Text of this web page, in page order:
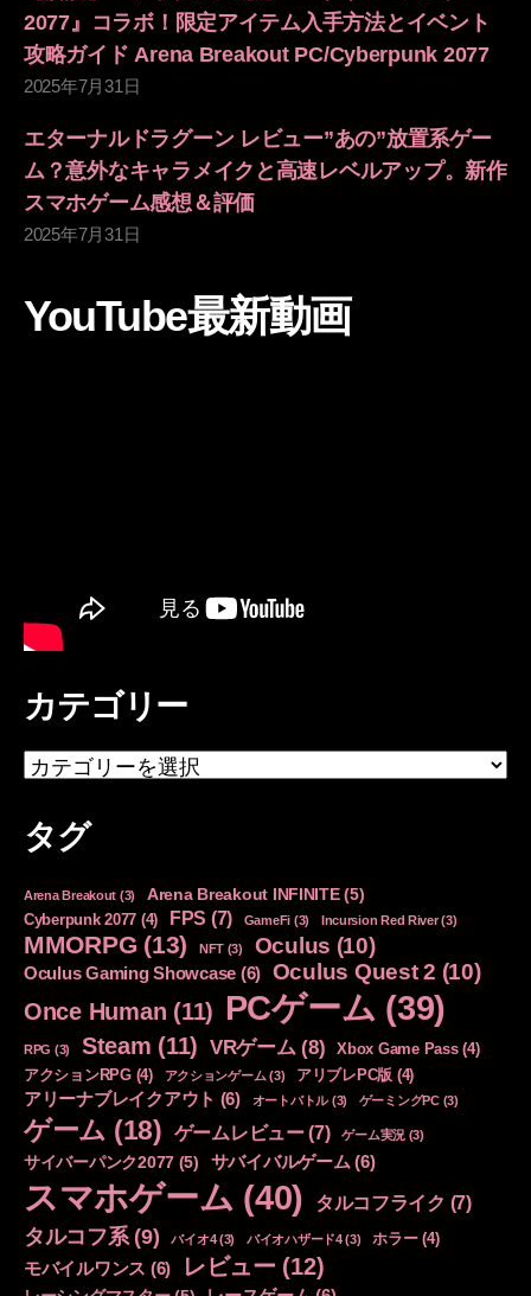
2077』コラボ！限定アイテム入手方法とイベント
攻略ガイド Arena Breakout PC/Cyberpunk 2077
2025年7月31日
エターナルドラグーン レビュー”あの”放置系ゲー
ム？意外なキャラメイクと高速レベルアップ。新作
スマホゲーム感想＆評価
2025年7月31日
YouTube最新動画
カテゴリー
カ
テ
リ
タグ
Arena Breakout (3) Arena Breakout INFINITE(5)
Cyberpunk 2077 (4) FPS (7) GameFi (3) Incursion Red River(3)
MMORPG (13) NFT(3) Oculus (10)
Oculus Gaming Showcase (6) Oculus Quest 2 (10)
Once Human (11) PCゲーム (39)
RPG (3) Steam (11) VRゲーム(8) Xbox Game Pass(4)
アクションRPG(4) アクションゲーム (3) アリブレPC版 (4)
アリーナブレイクアウト (6) オートバトル(3) ゲーミングPC(3)
ゲーム (18) ゲームレビュー(7) ゲーム実況 (3)
サイバーパンク2077 (5) サバイバルゲーム (6)
スマホゲーム (40) タルコフライク (7)
タルコフ系(9) バイオ4(3) バイオハザード4(3) ホラー(4)
モバイルワンス (6) レビュー (12)